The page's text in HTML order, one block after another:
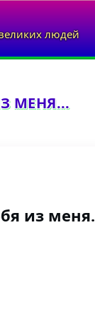
людей
МЕНЯ...
из меня.